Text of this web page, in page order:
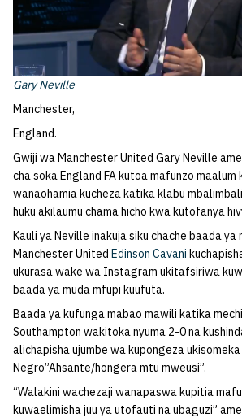
Gary Neville
Manchester,
England.
Gwiji wa Manchester United Gary Neville
cha soka England FA kutoa mafunzo maalum
wanaohamia kucheza katika klabu
huku akilaumu chama hicho kwa kutofanya
Kauli ya Neville inakuja siku chache baada ya
Manchester United Edinson Cavani
ukurasa wake wa Instagram ukitafsiriwa
baada ya muda mfupi kuufuta.
Baada ya kufunga mabao mawili katika
Southampton wakitoka nyuma 2-0 na
alichapisha ujumbe wa kupongeza
Negro”Ahsante/hongera mtu mweusi”.
“Walakini wachezaji wanapaswa kupitia
kuwaelimisha juu ya utofauti na ubaguzi”